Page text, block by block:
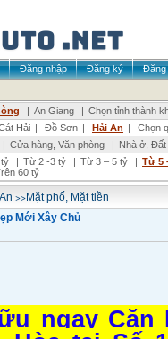
Đăng nhập Đăng ký
Đăng
| An Giang | Chọn tỉnh thành
Hải | Đồ Sơn | Hải An |
Chọn
| Cửa hàng, Văn phòng | Nhà ở,
| Từ 2 -3 tỷ | Từ 3 – 5 tỷ | Từ 5
60 tỷ
>>Mặt phố, Mặt tiền
Mới Xây Chủ
ngay Căn